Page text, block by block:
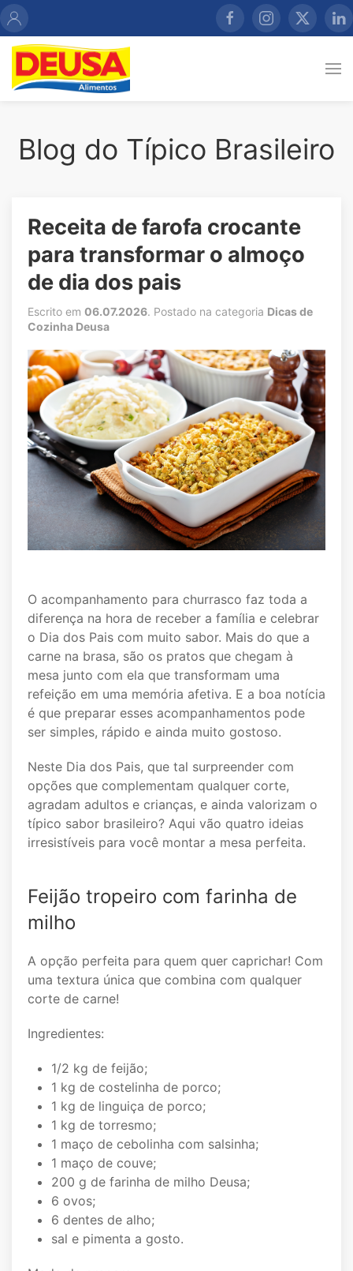
Blog do Típico Brasileiro
Receita de farofa crocante
para transformar o almoço
de dia dos pais
Escrito em 06.07.2026. Postado na categoria Dicas de
Cozinha Deusa
O acompanhamento para churrasco faz toda a
diferença na hora de receber a família e celebrar
o Dia dos Pais com muito sabor. Mais do que a
carne na brasa, são os pratos que chegam à
mesa junto com ela que transformam uma
refeição em uma memória afetiva. E a boa notícia
é que preparar esses acompanhamentos pode
ser simples, rápido e ainda muito gostoso.
Neste Dia dos Pais, que tal surpreender com
opções que complementam qualquer corte,
agradam adultos e crianças, e ainda valorizam o
típico sabor brasileiro? Aqui vão quatro ideias
irresistíveis para você montar a mesa perfeita.
Feijão tropeiro com farinha de
milho
A opção perfeita para quem quer caprichar! Com
uma textura única que combina com qualquer
corte de carne!
Ingredientes:
1/2 kg de feijão;
1 kg de costelinha de porco;
1 kg de linguiça de porco;
1 kg de torresmo;
1 maço de cebolinha com salsinha;
1 maço de couve;
200 g de farinha de milho Deusa;
6 ovos;
6 dentes de alho;
sal e pimenta a gosto.